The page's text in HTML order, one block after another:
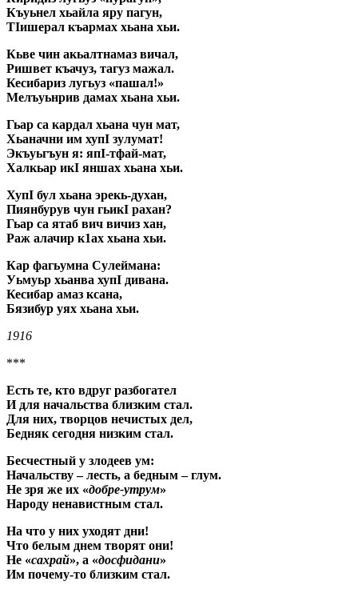
Къуьнел хьайла яру пагун,
ТIишерал къармах хьана хьи.
Кьве чин акьалтнамаз вичал,
Ришвет къачуз, тагуз мажал.
Кесибариз лугьуз «пашал!»
Мелъуьнрив дамах хьана хьи.
Гьар са кардал хьана чун мат,
Хьаначни им хупI зулумат!
Экъуьгъун я: япI-тфай-мат,
Халкьар икI яншах хьана хьи.
ХупI бул хьана эрекь-духан,
Пиянбурув чун гьикI рахан?
Гьар са ятаб вич вичиз хан,
Раж алачир к1ах хьана хьи.
Кар фагьумна Сулеймана:
Уьмуьр хьанва хупI дивана.
Кесибар амаз ксана,
Бязибур уях хьана хьи.
1916
***
Есть те, кто вдруг разбогател
И для начальства близким стал.
Для них, творцов нечистых дел,
Бедняк сегодня низким стал.
Бесчестный у злодеев ум:
Начальству – лесть, а бедным – глум.
Не зря же их «добре-утрум»
Народу ненавистным стал.
На что у них уходят дни!
Что белым днем творят они!
Не «сахрай», а «досфидани»
Им почему-то близким стал.